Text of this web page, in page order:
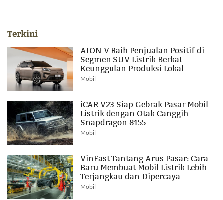
Terkini
AION V Raih Penjualan Positif di
Segmen SUV Listrik Berkat
Keunggulan Produksi Lokal
Mobil
iCAR V23 Siap Gebrak Pasar Mobil
Listrik dengan Otak Canggih
Snapdragon 8155
Mobil
VinFast Tantang Arus Pasar: Cara
Baru Membuat Mobil Listrik Lebih
Terjangkau dan Dipercaya
Mobil